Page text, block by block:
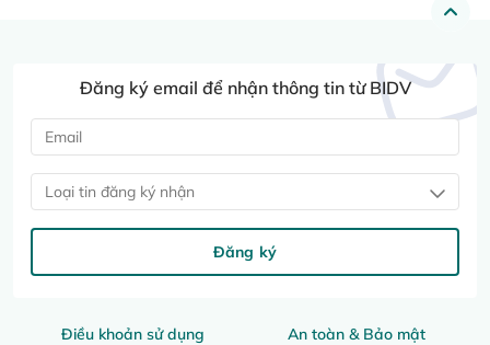
Điều khoản sử dụng
An toàn & Bảo mật
Đăng ký email để nhận thông tin từ BIDV
Loại tin đăng ký nhận
Đăng ký